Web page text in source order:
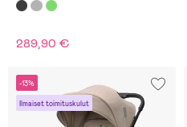
289,90 €
-13%
Ilmaiset toimituskulut